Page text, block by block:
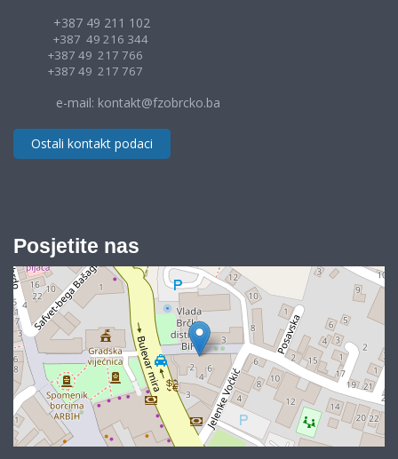
+387 49 211 102
+387 49 216 344
+387 49 217 766
+387 49 217 767
e-mail: kontakt@fzobrcko.ba
Ostali kontakt podaci
Posjetite nas